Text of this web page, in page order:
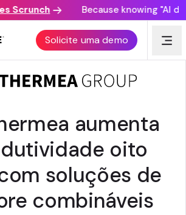
Because knowing "AI
Solicite uma demo
PRÉMIO DO CLIENTE
aumenta
oito
soluções de
combináveis